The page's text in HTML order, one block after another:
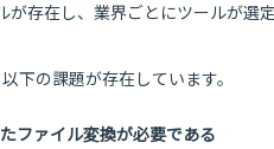
存在し、業界ごとにツールが選
下の課題が存在しています。
ファイル変換が必要である